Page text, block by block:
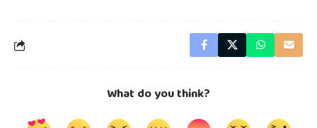
What do you think?